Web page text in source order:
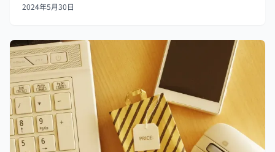
ックエンド業務」の2つがあります。 この2つがそれぞれど
2024年5月30日